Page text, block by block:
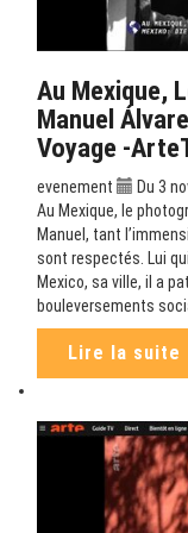
Au Mexique,
Manuel
Voyage -
evenement
Du 3
Au Mexique, le
Manuel, tant
sont respectés. Lui
Mexico, sa ville, il a
bouleversements
Lire la suite